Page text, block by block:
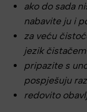
ako do sada
nabavite ju i
za veću
jezik čistačem
pripazite s
pospješuju
redovito